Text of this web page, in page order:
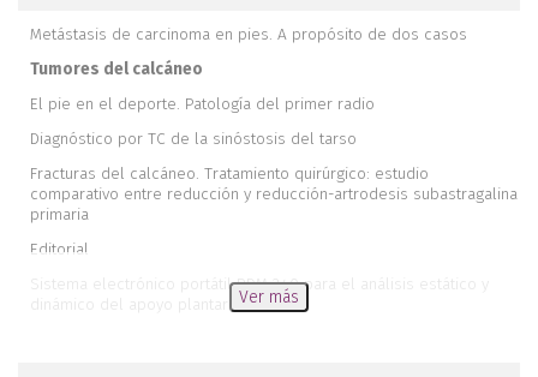
Metástasis de carcinoma en pies. A propósito de dos casos
Tumores del calcáneo
El pie en el deporte. Patología del primer radio
Diagnóstico por TC de la sinóstosis del tarso
Fracturas del calcáneo. Tratamiento quirúrgico: estudio
comparativo entre reducción y reducción-artrodesis subastragalina
primaria
Editorial
Sistema electrónico portátil PDM 240 para el análisis estático y
dinámico del apoyo plantar
Ver más